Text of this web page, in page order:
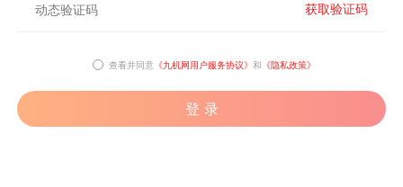
获取验证码
查看并同意 《九机网用户服务协议》 和 《隐私政策》
登 录